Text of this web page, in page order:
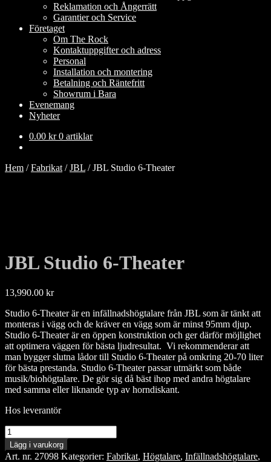
Reklamation och Ångerrätt
Garantier och Service
Företaget
Om The Rock
Kontaktuppgifter och adress
Personal
Installation och montering
Betalning och Räntefritt
Showrum i Bara
Evenemang
Nyheter
0.00 kr 0 artiklar
Hem /Fabrikat /JBL /JBL Studio 6-Theater
JBL Studio 6-Theater
13,990.00 kr
Studio 6-Theater är en infällnadshögtalare från JBL som är tänkt att
monteras i vägg och de kräver en vägg som är minst 95mm djup.
Studio 6-Theater är en öppen konstruktion och ger därför möjlighet
att optimera väggen för bästa ljudresultat. Vi rekommenderar att
man bygger slutna lådor till Studio 6-Theater på omkring 20-70 liter
för bästa prestanda. Studio 6-Theater passar utmärkt som både
musik/biohögtalare. De gör sig då bäst ihop med andra högtalare
med samma eller liknande typ av horndiskant.
Hos leverantör
JBL
Studio
6-
Lägg i varukorg
Art. nr. 27098 Kategorier: Fabrikat, Högtalare, Infällnadshögtalare,